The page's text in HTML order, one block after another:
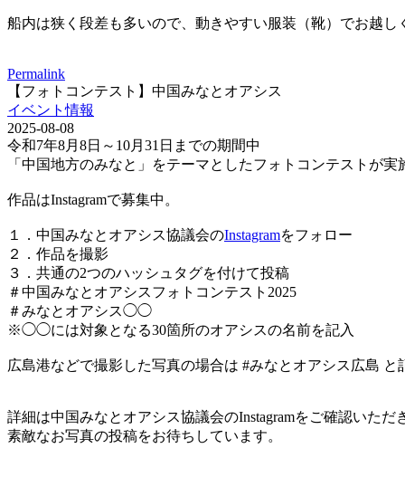
船内は狭く段差も多いので、動きやすい服装（靴）でお越し
Permalink
【フォトコンテスト】中国みなとオアシス
イベント情報
2025-08-08
令和7年8月8日～10月31日までの期間中
「中国地方のみなと」をテーマとしたフォトコンテストが実
作品はInstagramで募集中。
１．中国みなとオアシス協議会のInstagramをフォロー
２．作品を撮影
３．共通の2つのハッシュタグを付けて投稿
＃中国みなとオアシスフォトコンテスト2025
＃みなとオアシス◯◯
※◯◯には対象となる30箇所のオアシスの名前を記入
広島港などで撮影した写真の場合は #みなとオアシス広島 と
詳細は中国みなとオアシス協議会のInstagramをご確認いただ
素敵なお写真の投稿をお待ちしています。